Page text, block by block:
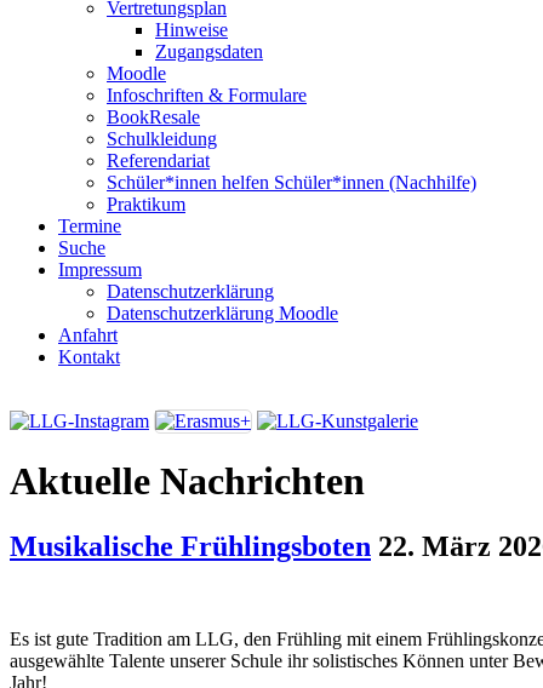
Vertretungsplan
Hinweise
Zugangsdaten
Moodle
Infoschriften & Formulare
BookResale
Schulkleidung
Referendariat
Schüler*innen helfen Schüler*innen (Nachhilfe)
Praktikum
Termine
Suche
Impressum
Datenschutzerklärung
Datenschutzerklärung Moodle
Anfahrt
Kontakt
Aktuelle Nachrichten
Musikalische Frühlingsboten 22. März
Es ist gute Tradition am LLG, den Frühling mit einem
ausgewählte Talente unserer Schule ihr solistisches Können unter
Jahr!